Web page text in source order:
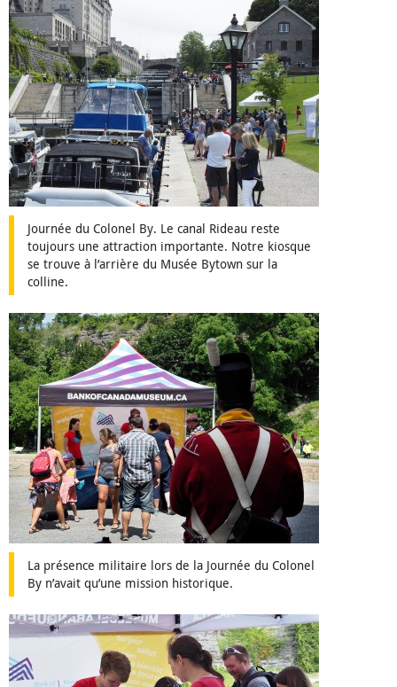
Journée du Colonel By. Le canal Rideau reste
toujours une attraction importante. Notre kiosque
se trouve à l’arrière du Musée Bytown sur la
colline.
La présence militaire lors de la Journée du Colonel
By n’avait qu’une mission historique.